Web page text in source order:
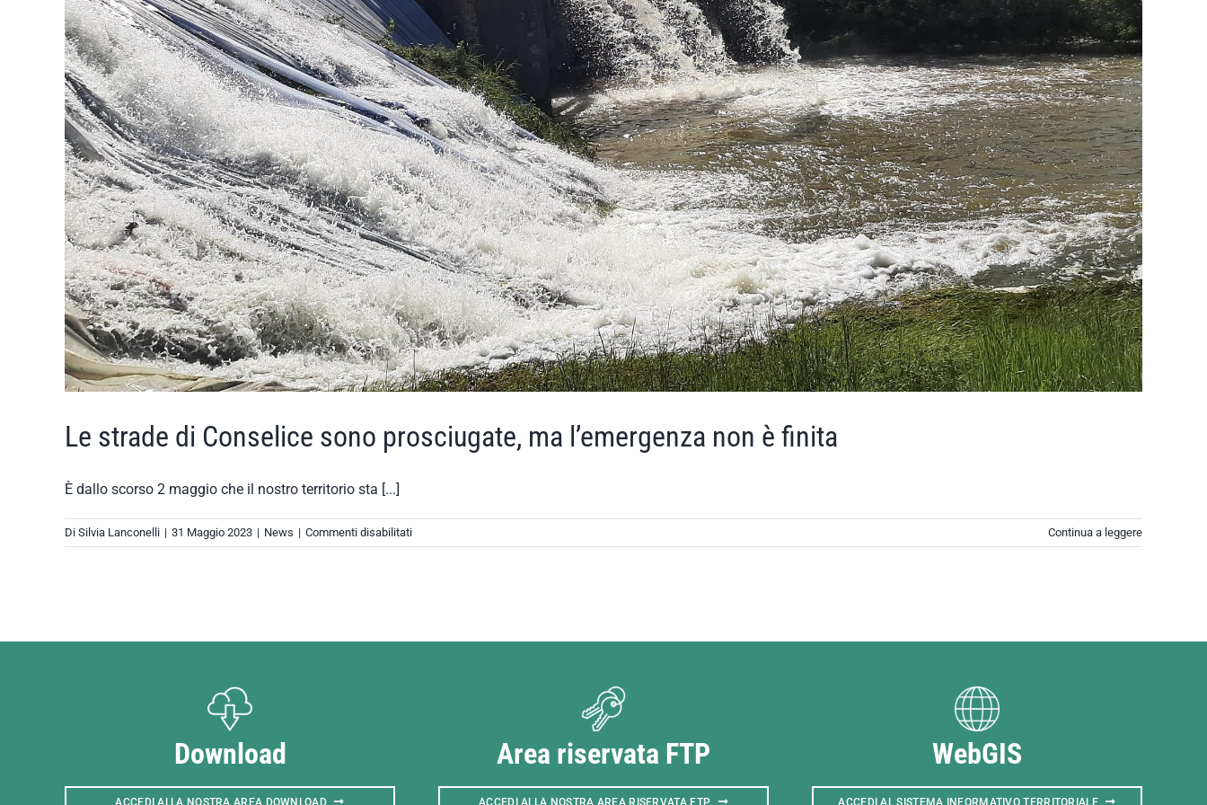
Le strade di Conselice sono prosciugate, ma l’emergenza non è finita
È dallo scorso 2 maggio che il nostro territorio sta [...]
Di Silvia Lanconelli | 31 Maggio 2023 | News | Commenti disabilitatisu
Le
prosciugate,
Continua a leggere
Download
ACCEDI ALLA NOSTRA AREA DOWNLOAD
Area riservata FTP
ACCEDI ALLA NOSTRA AREA RISERVATA FTP
WebGIS
ACCEDI AL SISTEMA INFORMATIVO TERRITORIALE